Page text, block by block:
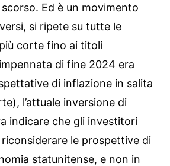
Ed è un movimento
si ripete su tutte le
corte fino ai titoli
di fine 2024 era
di inflazione in salita
l’attuale inversione di
indicare che gli investitori
le prospettive di
statunitense, e non in